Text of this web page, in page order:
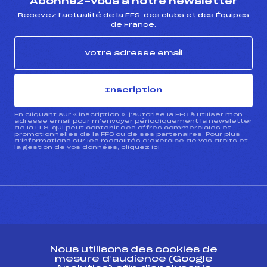
Recevez l’actualité de la FFS, des clubs et des Équipes
de France.
Inscription
En cliquant sur « inscription », j’autorise la FFS à utiliser mon
adresse email pour m’envoyer périodiquement la newsletter
de la FFS, qui peut contenir des offres commerciales et
promotionnelles de la FFS ou de ses partenaires. Pour plus
d’informations sur les modalités d’exercice de vos droits et
la gestion de vos données, cliquez ici
Nous utilisons des cookies de
mesure d’audience (Google